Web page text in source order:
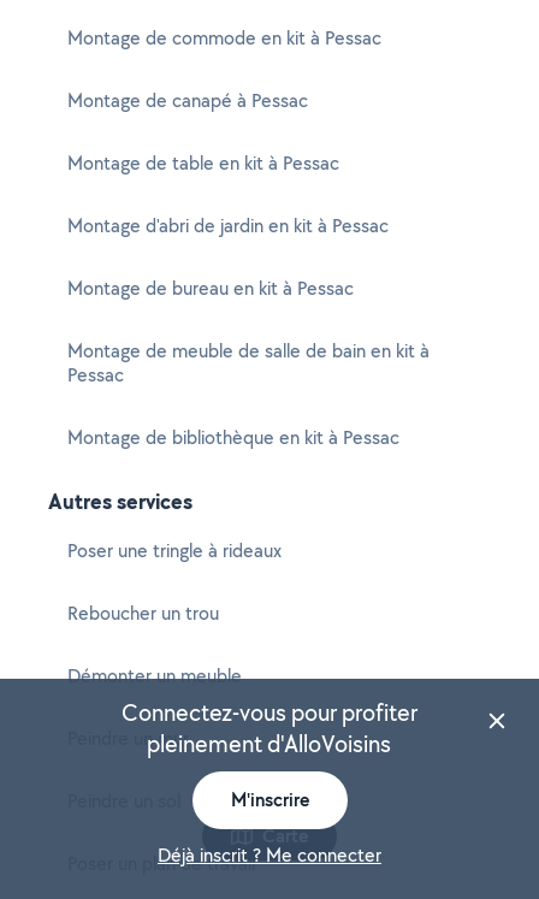
Montage de commode en kit à Pessac
Montage de canapé à Pessac
Montage de table en kit à Pessac
Montage d'abri de jardin en kit à Pessac
Montage de bureau en kit à Pessac
Montage de meuble de salle de bain en kit à
Pessac
Montage de bibliothèque en kit à Pessac
Autres services
Poser une tringle à rideaux
Reboucher un trou
Démonter un meuble
Peindre un mur
Poser un plan de travail
Carte
Connectez-vous pour profiter
pleinement d'AlloVoisins
M'inscrire
Déjà inscrit ? Me connecter